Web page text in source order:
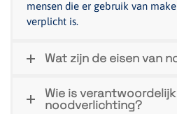
mensen die er gebruik van
verplicht is.
Wat zijn de eisen van
Wie is
noodverlichting?